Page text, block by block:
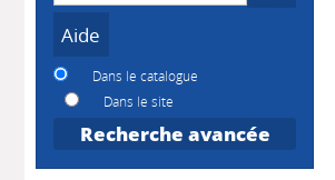
Dans le catalogue
Dans le site
Recherche avancée